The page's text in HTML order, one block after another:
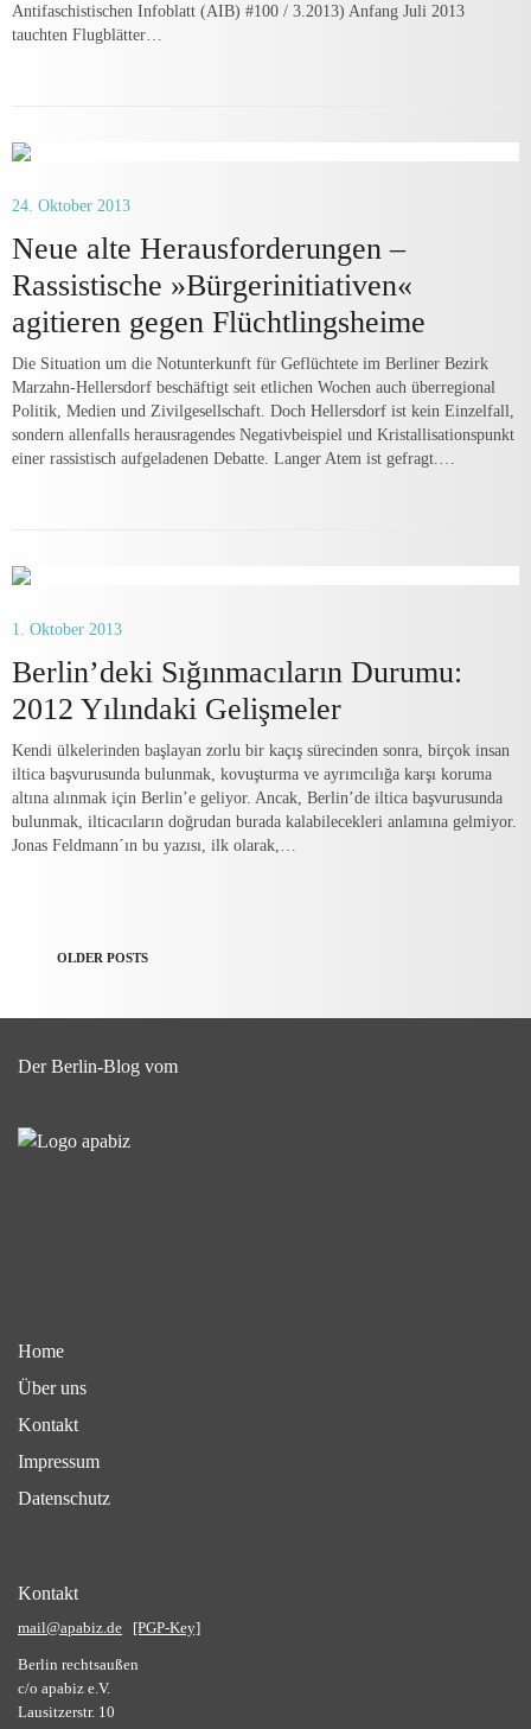
Antifaschistischen Infoblatt (AIB) #100 / 3.2013) Anfang Juli 2013
tauchten Flugblätter…
24. Oktober 2013
Neue alte Herausforderungen –
Rassistische »Bürgerinitiativen«
agitieren gegen Flüchtlingsheime
Die Situation um die Notunterkunft für Geflüchtete im Berliner Bezirk
Marzahn-Hellersdorf beschäftigt seit etlichen Wochen auch überregional
Politik, Medien und Zivilgesellschaft. Doch Hellersdorf ist kein Einzelfall,
sondern allenfalls herausragendes Negativbeispiel und Kristallisationspunkt
einer rassistisch aufgeladenen Debatte. Langer Atem ist gefragt.…
1. Oktober 2013
Berlin’deki Sığınmacıların Durumu:
2012 Yılındaki Gelişmeler
Kendi ülkelerinden başlayan zorlu bir kaçış sürecinden sonra, birçok insan
iltica başvurusunda bulunmak, kovuşturma ve ayrımcılığa karşı koruma
altına alınmak için Berlin’e geliyor. Ancak, Berlin’de iltica başvurusunda
bulunmak, ilticacıların doğrudan burada kalabilecekleri anlamına gelmiyor.
Jonas Feldmann´ın bu yazısı, ilk olarak,…
OLDER POSTS
Der Berlin-Blog vom
Home
Über uns
Kontakt
Impressum
Datenschutz
Kontakt
mail@apabiz.de [PGP-Key]
Berlin rechtsaußen
c/o apabiz e.V.
Lausitzerstr. 10